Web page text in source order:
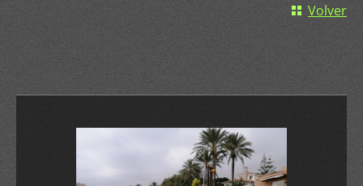
Volver